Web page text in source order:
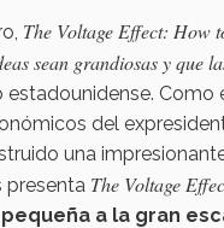
The Voltage Effect: How
sean grandiosas y que
Como
del
una
presenta The Voltage
a la gran